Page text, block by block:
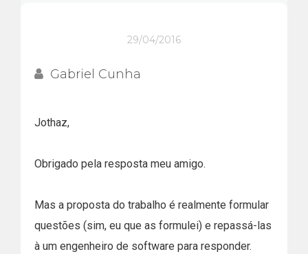
29/04/2016
Gabriel Cunha
Jothaz,
Obrigado pela resposta meu amigo.
Mas a proposta do trabalho é realmente formular
questões (sim, eu que as formulei) e repassá-las
à um engenheiro de software para responder.